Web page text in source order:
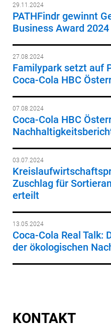
29.11.2024
PATHFindr gewinnt
Business Award 2024
27.08.2024
Familypark setzt auf
Coca-Cola HBC
07.08.2024
Coca-Cola HBC
03.07.2024
Zuschlag für
erteilt
13.05.2024
Coca-Cola Real Talk:
der ökologischen
KONTAKT